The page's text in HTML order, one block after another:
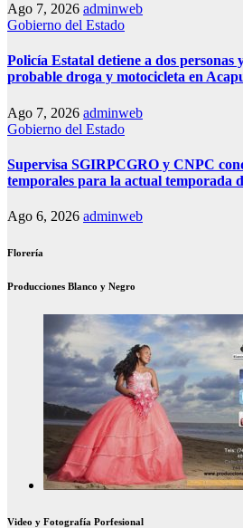
Ago 7, 2026 adminweb
Gobierno del Estado
Policía Estatal detiene a dos personas
probable droga y motocicleta en
Ago 7, 2026 adminweb
Gobierno del Estado
Supervisa SGIRPCGRO y CNPC
temporales para la actual temporada
Ago 6, 2026 adminweb
Florería
Producciones Blanco y Negro
Video y Fotografía Porfesional